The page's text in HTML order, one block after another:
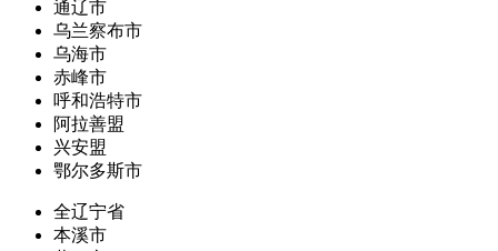
通辽市
乌兰察布市
乌海市
赤峰市
呼和浩特市
阿拉善盟
兴安盟
鄂尔多斯市
全辽宁省
本溪市